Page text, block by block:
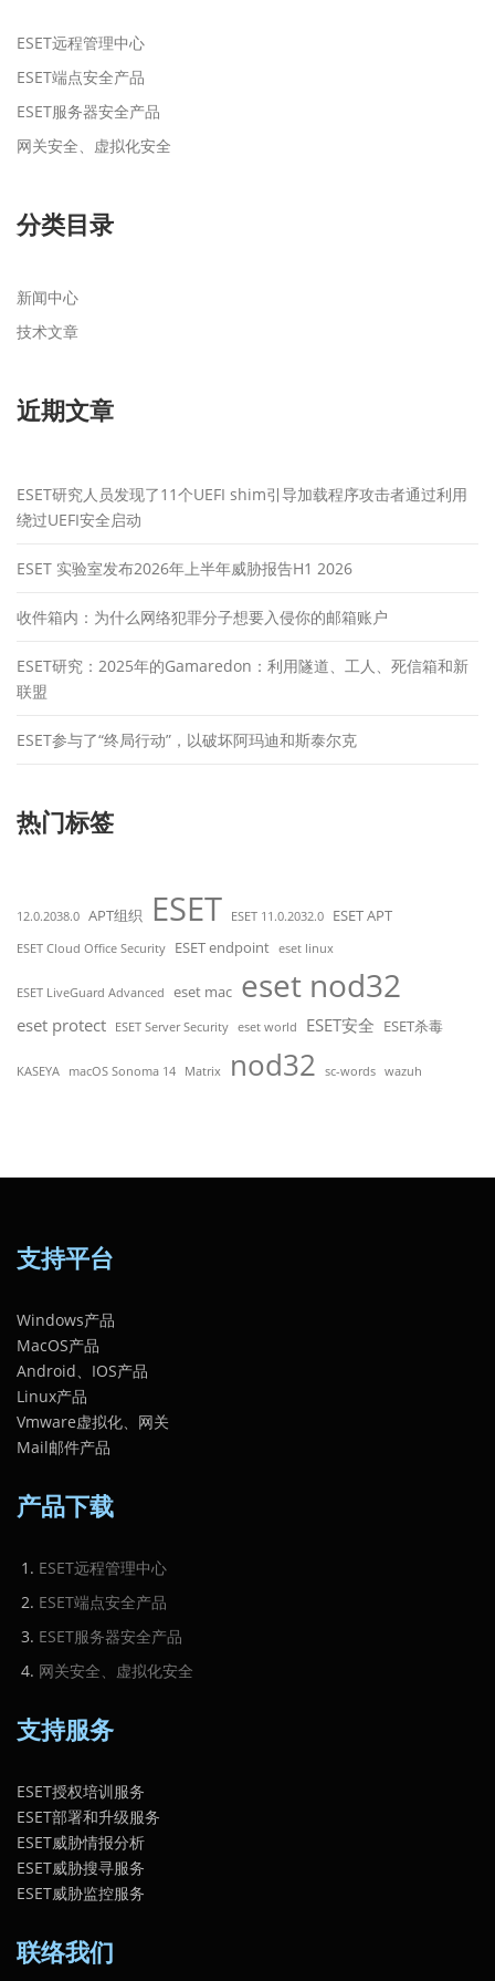
ESET远程管理中心
ESET端点安全产品
ESET服务器安全产品
网关安全、虚拟化安全
分类目录
新闻中心
技术文章
近期文章
ESET研究人员发现了11个UEFI shim引导加载程序攻击者通过利用
绕过UEFI安全启动
ESET 实验室发布2026年上半年威胁报告H1 2026
收件箱内：为什么网络犯罪分子想要入侵你的邮箱账户
ESET研究：2025年的Gamaredon：利用隧道、工人、死信箱和新
联盟
ESET参与了“终局行动”，以破坏阿玛迪和斯泰尔克
热门标签
12.0.2038.0 APT组织 ESET ESET 11.0.2032.0 ESET APT
ESET Cloud Office Security ESET endpoint eset linux
ESET LiveGuard Advanced eset mac eset nod32
eset protect ESET Server Security eset world ESET安全 ESET杀毒
KASEYA macOS Sonoma 14 Matrix nod32 sc-words wazuh
支持平台
Windows产品
MacOS产品
Android、IOS产品
Linux产品
Vmware虚拟化、网关
Mail邮件产品
产品下载
ESET远程管理中心
ESET端点安全产品
ESET服务器安全产品
网关安全、虚拟化安全
支持服务
ESET授权培训服务
ESET部署和升级服务
ESET威胁情报分析
ESET威胁搜寻服务
ESET威胁监控服务
联络我们